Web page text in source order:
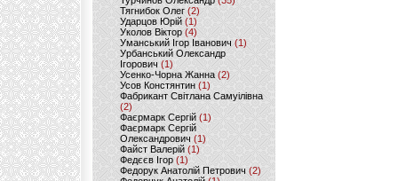
Тягнибок Олег (2)
Ударцов Юрій (1)
Уколов Віктор(4)
Уманський Ігор Іванович(1)
Урбанський Олександр
Ігорович (1)
Усенко-Чорна Жанна (2)
Усов Констянтин(1)
Фабрикант Світлана Самуілівна
(2)
Фаєрмарк Сергій(1)
Фаєрмарк Сергій
Олександрович (1)
Файст Валерій(1)
Федєєв Ігор (1)
Федорук Анатолій Петрович (2)